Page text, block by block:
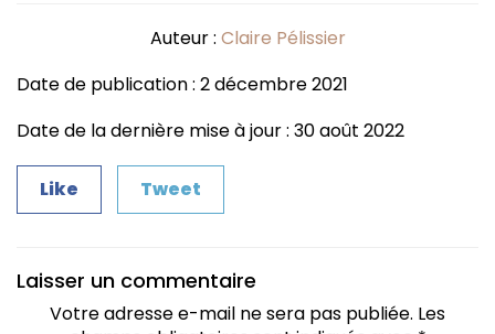
Auteur : Claire Pélissier
Date de publication : 2 décembre 2021
Date de la dernière mise à jour : 30 août 2022
Like Tweet
Laisser un commentaire
Votre adresse e-mail ne sera pas publiée. Les